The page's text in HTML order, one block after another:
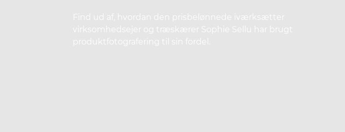
Find ud af, hvordan den prisbelønnede iværksætter
virksomhedsejer og træskærer Sophie Sellu har brugt
produktfotografering til sin fordel.